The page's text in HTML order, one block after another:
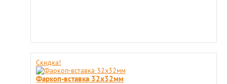
Скидка!
Фаркоп-вставка 32х32мм